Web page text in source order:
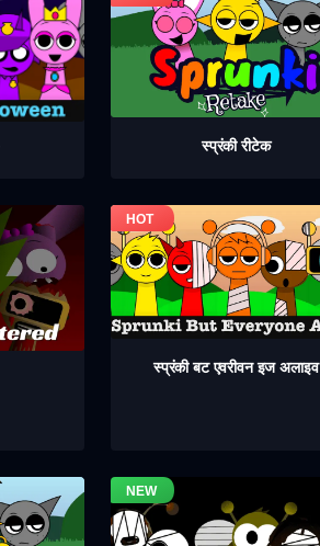
स्प्रंकी रीटेक
स्प्रंकी बट एवरीवन इज अलाइव